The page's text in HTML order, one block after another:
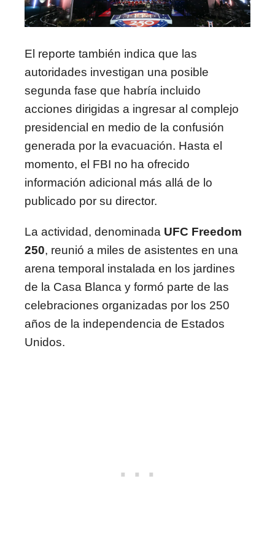
El reporte también indica que las
autoridades investigan una posible
segunda fase que habría incluido
acciones dirigidas a ingresar al complejo
presidencial en medio de la confusión
generada por la evacuación. Hasta el
momento, el FBI no ha ofrecido
información adicional más allá de lo
publicado por su director.
La actividad, denominada UFC Freedom
250, reunió a miles de asistentes en una
arena temporal instalada en los jardines
de la Casa Blanca y formó parte de las
celebraciones organizadas por los 250
años de la independencia de Estados
Unidos.